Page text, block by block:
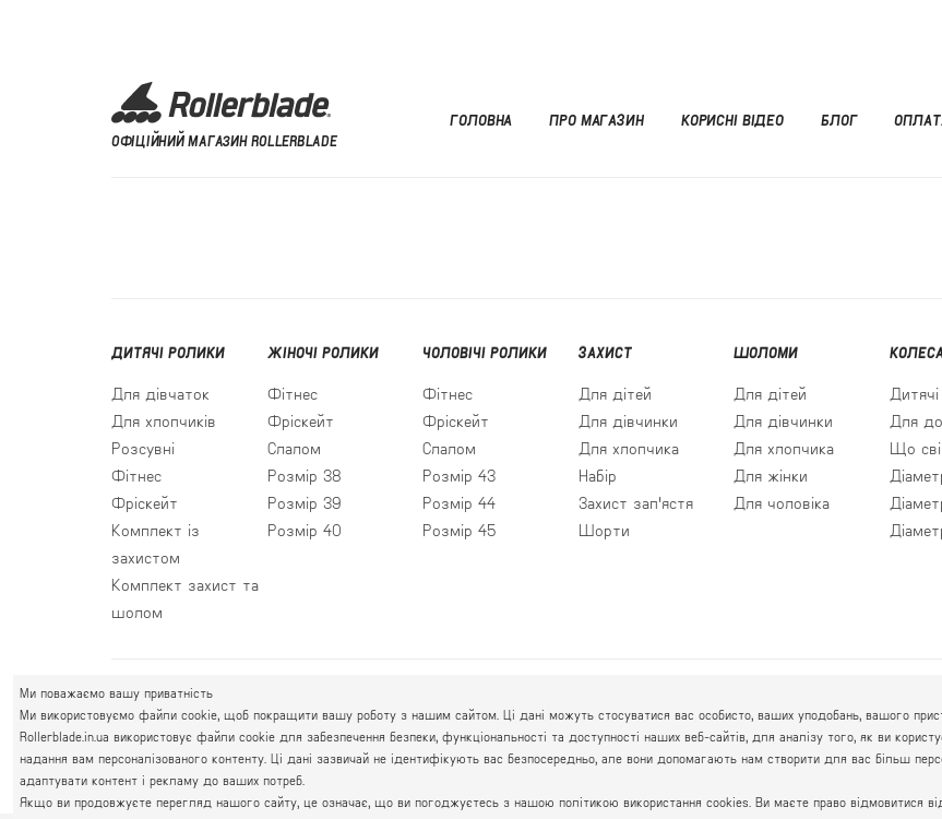
ОФІЦІЙНИЙ МАГАЗИН ROLLERBLADE
ГОЛОВНА ПРО МАГАЗИН КОРИСНІ ВІДЕО БЛОГ
ДИТЯЧІ РОЛИКИ
Для дівчаток
Для хлопчиків
Розсувні
Фітнес
Фріскейт
Комплект із
захистом
Комплект захист та
шолом
ЖІНОЧІ РОЛИКИ
Фітнес
Фріскейт
Слалом
Розмір 38
Розмір 39
Розмір 40
ЧОЛОВІЧІ РОЛИКИ
Фітнес
Фріскейт
Слалом
Розмір 43
Розмір 44
Розмір 45
ЗАХИСТ
Для дітей
Для дівчинки
Для хлопчика
Набір
Захист зап'ястя
Шорти
ШОЛОМИ
Для дітей
Для дівчинки
Для хлопчика
Для жінки
Для чоловіка
Дитячі
Для
Що
ПРАВИЙ БЕРЕГ
Святошин, Житомирська, Академмістечко
М. КИЇВ, ВУЛ. АКАДЕМІКА КРИМСЬКОГО, 4А
Ми поважаємо вашу приватність
Ми використовуємо файли cookie, щоб покращити вашу роботу з нашим сайтом. Ці дані можуть стосуватися вас особисто, ваших уподобань, вашого
Rollerblade.in.ua використовує файли cookie для забезпечення безпеки, функціональності та доступності наших веб-сайтів, для аналізу того, як ви
надання вам персоналізованого контенту. Ці дані зазвичай не ідентифікують вас безпосередньо, але вони допомагають нам створити для вас більш
адаптувати контент і рекламу до ваших потреб.
Якщо ви продовжуєте перегляд нашого сайту, це означає, що ви погоджуєтесь з нашою політикою використання cookies. Ви маєте право відмовитися